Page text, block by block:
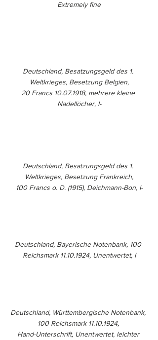
Extremely fine
Deutschland, Besatzungsgeld des 1.
Weltkrieges, Besetzung Belgien,
20 Francs 10.07.1918, mehrere kleine
Nadellöcher, I-
Deutschland, Besatzungsgeld des 1.
Weltkrieges, Besetzung Frankreich,
100 Francs o. D. (1915), Deichmann-Bon, I-
Deutschland, Bayerische Notenbank, 100
Reichsmark 11.10.1924, Unentwertet, I
Deutschland, Württembergische Notenbank,
100 Reichsmark 11.10.1924,
Hand-Unterschrift, Unentwertet, leichter